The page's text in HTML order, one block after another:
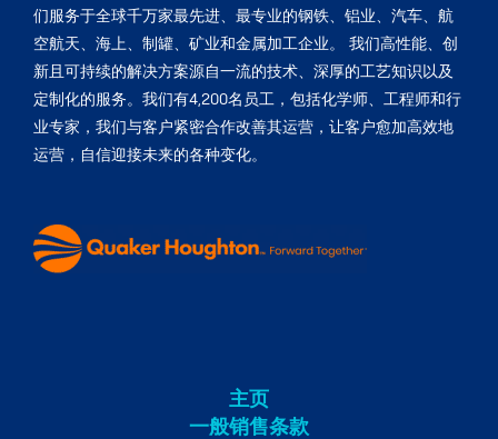
们服务于全球千万家最先进、最专业的钢铁、铝业、汽车、航
空航天、海上、制罐、矿业和金属加工企业。 我们高性能、创
新且可持续的解决方案源自一流的技术、深厚的工艺知识以及
定制化的服务。我们有4,200名员工，包括化学师、工程师和行
业专家，我们与客户紧密合作改善其运营，让客户愈加高效地
运营，自信迎接未来的各种变化。
主页
一般销售条款